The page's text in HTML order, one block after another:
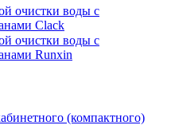
очистки воды с
Clack
очистки воды с
Runxin
(компактного)